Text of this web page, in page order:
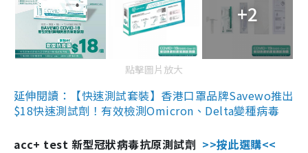
+2
點擊圖片放大
延伸閱讀：【快速測試套裝】香港口罩品牌Savewo推出
$18快速測試劑！有效檢測Omicron、Delta變種病毒
acc+ test 新型冠狀病毒抗原測試劑 >>按此選購<<